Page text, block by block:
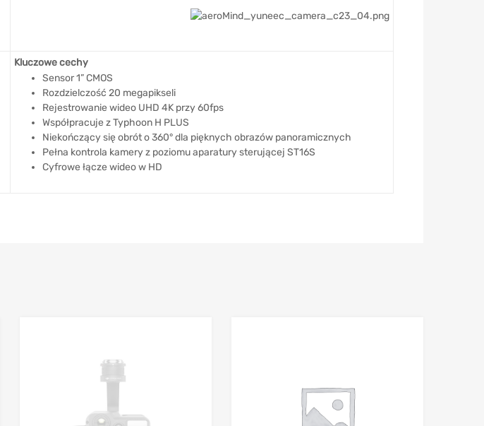
Kluczowe cechy
Sensor 1” CMOS
Rozdzielczość 20 megapikseli
Rejestrowanie wideo UHD 4K przy 60fps
Współpracuje z Typhoon H PLUS
Niekończący się obrót o 360° dla pięknych obrazów panoramicznych
Pełna kontrola kamery z poziomu aparatury sterującej ST16S
Cyfrowe łącze wideo w HD